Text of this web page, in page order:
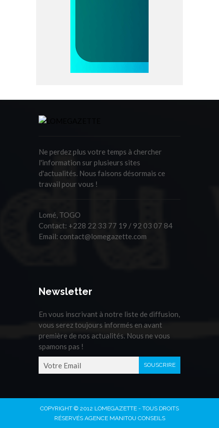
Ne perdez plus votre temps à chercher
l'information sur plusieurs sites
d'actualités. Nous faisons désormais ce
travail pour vous !
Lomé, TOGO
Contact: +228 22 33 77 19 / 92 03 07 84
Email: contact@lomegazette.com
Newsletter
En vous inscrivant à notre liste de diffusion,
vous serez toujours informés en avant
première de nos actualités. Nous ne vous
spamons pas !
COPYRIGHT © 2012 LOMEGAZETTE - TOUS DROITS
RÉSERVÉS AGENCE MANITOU CONSEILS